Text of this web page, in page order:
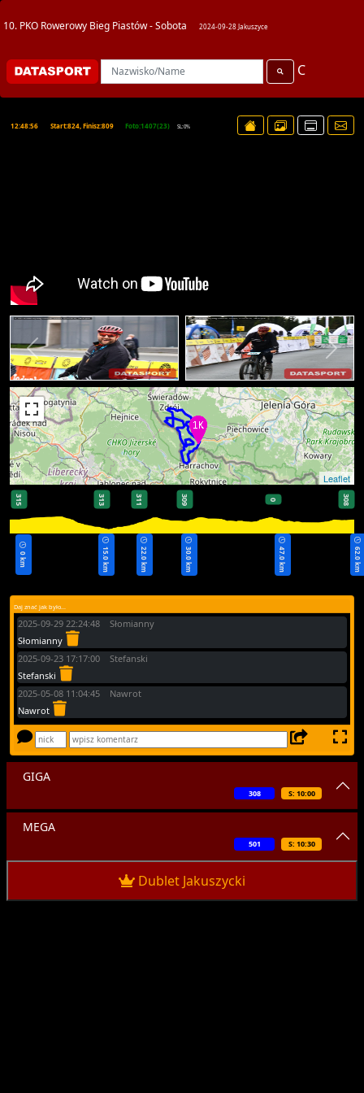
10. PKO Rowerowy Bieg Piastów - Sobota 2024-09-28 Jakuszyce
C
12:48:56 Start:824, Finisz:809 Foto:1407(23) SL:0%
Leaflet
0 km
315 313
15.0 km
311
22.0 km
309
30.0 km
0
47.0 km
308
62.0 km
Daj znać jak było...
2025-09-29 22:24:48 Słomianny
Słomianny
2025-09-23 17:17:00 Stefanski
Stefanski
2025-05-08 11:04:45 Nawrot
Nawrot
GIGA
S: 10:00
308
MEGA
S: 10:30
501
Dublet Jakuszycki